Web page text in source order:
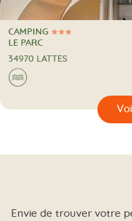
3 Étoiles
CAMPING
CAMPING
LE PARC
34970 LATTES
Au bord de
🌊
🔍
Envie de trouver votre